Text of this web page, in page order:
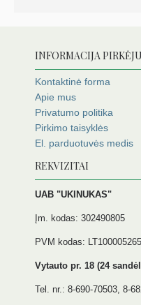
INFORMACIJA
Kontaktinė forma
Apie mus
Privatumo politika
Pirkimo taisyklės
El. parduotuvės medis
REKVIZITAI
UAB "UKINUKAS"
Įm. kodas: 302490805
PVM kodas:
Vytauto pr. 18 (24
Tel. nr.: 8-690-70503, 8-